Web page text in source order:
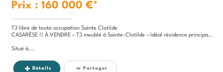
Prix : 160 000 €*
T3 libre de toute occupation Sainte Clotilde
CASARÈSE !! À VENDRE – T3 meublé à Sainte-Clotilde – Idéal résidence principale ou investissement locatif
Situé à...
Détails Partager